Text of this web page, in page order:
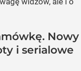
Nowy
i serialowe